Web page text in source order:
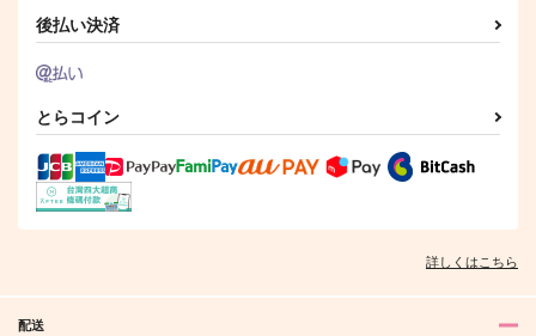
後払い決済
とらコイン
詳しくはこちら
配送